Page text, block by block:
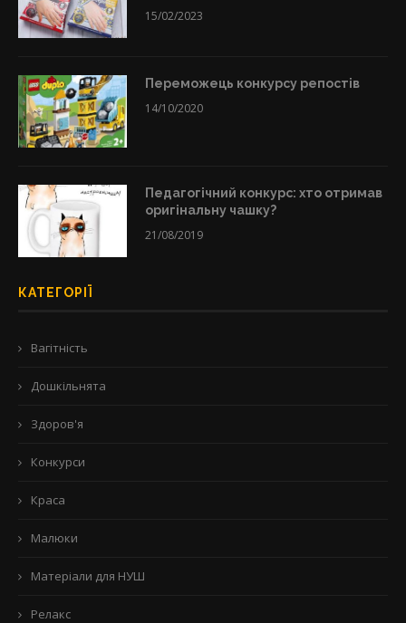
15/02/2023
Переможець конкурсу репостів
14/10/2020
Педагогічний конкурс: хто отримав
оригінальну чашку?
21/08/2019
КАТЕГОРІЇ
Вагітність
Дошкільнята
Здоров'я
Конкурси
Краса
Малюки
Матеріали для НУШ
Релакс